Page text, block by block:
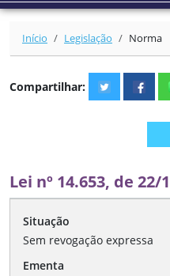
Início Legislação Norma
Compartilhar:
Lei nº 14.653, de 22/
Situação
Sem revogação expressa
Ementa